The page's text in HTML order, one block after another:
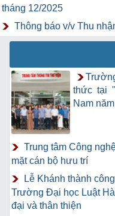
tháng 12/2025
Thông báo v/v Thu
thức tại
Nam
Trung tâm Công
mặt cán bộ hưu trí
Lễ Khánh thành
Trường Đại học Luật
đại và thân thiện